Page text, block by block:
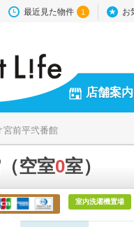
最近見た物件 1 お
店舗案内
宮前平弐番館
空室0室）
室内洗濯機置場